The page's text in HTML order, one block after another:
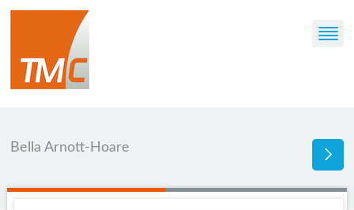
Bella Arnott-Hoare